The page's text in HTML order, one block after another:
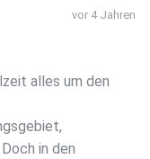
vor 4 Jahren
alles um den
in den